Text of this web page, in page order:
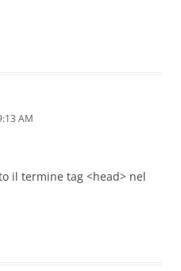
AM
il termine tag <head> nel